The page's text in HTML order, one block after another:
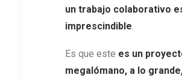
un trabajo colaborativo
imprescindible.
Es que este es un
megalómano, a lo